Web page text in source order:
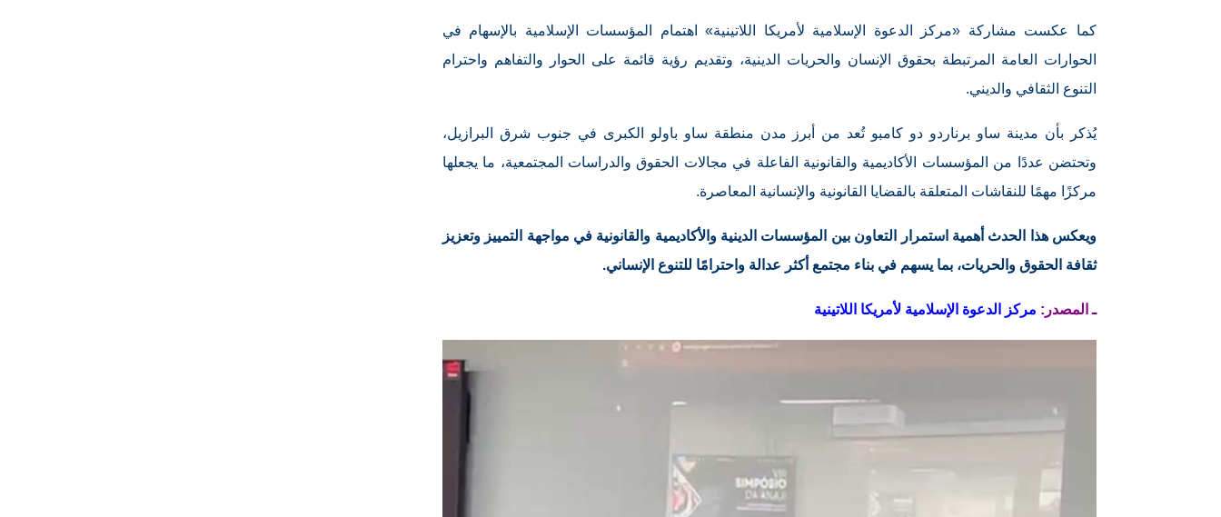
كما عكست مشاركة «مركز الدعوة الإسلامية لأمريكا اللاتينية» اهتمام المؤسسات الإسلامية بالإسهام في
الحوارات العامة المرتبطة بحقوق الإنسان والحريات الدينية، وتقديم رؤية قائمة على الحوار والتفاهم واحترام
التنوع الثقافي والديني.
يُذكر بأن مدينة ساو برناردو دو كامبو تُعد من أبرز مدن منطقة ساو باولو الكبرى في جنوب شرق البرازيل،
وتحتضن عددًا من المؤسسات الأكاديمية والقانونية الفاعلة في مجالات الحقوق والدراسات المجتمعية، ما يجعلها
مركزًا مهمًا للنقاشات المتعلقة بالقضايا القانونية والإنسانية المعاصرة.
ويعكس هذا الحدث أهمية استمرار التعاون بين المؤسسات الدينية والأكاديمية والقانونية في مواجهة التمييز وتعزيز
ثقافة الحقوق والحريات، بما يسهم في بناء مجتمع أكثر عدالة واحترامًا للتنوع الإنساني.
ـ المصدر: مركز الدعوة الإسلامية لأمريكا اللاتينية